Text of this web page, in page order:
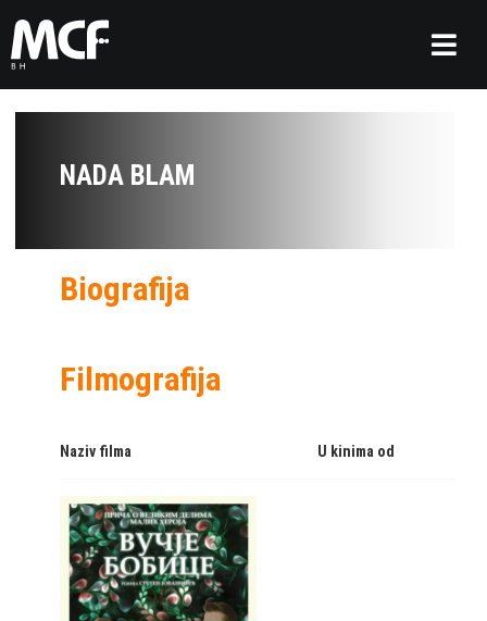
NADA BLAM
Biografija
Filmografija
Naziv filma U kinima od